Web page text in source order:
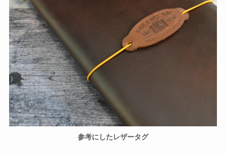
参考にしたレザータグ